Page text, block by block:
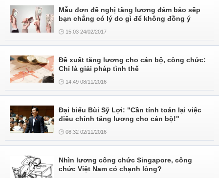
Mẫu đơn đề nghị tăng lương đảm bảo sếp
bạn chẳng có lý do gì để không đồng ý
15:03 24/02/2017
Đề xuất tăng lương cho cán bộ, công chức:
Chỉ là giải pháp tình thế
14:49 08/11/2016
Đại biểu Bùi Sỹ Lợi: "Cần tính toán lại việc
điều chỉnh tăng lương cho cán bộ!"
08:32 02/11/2016
Nhìn lương công chức Singapore, công
chức Việt Nam có chạnh lòng?